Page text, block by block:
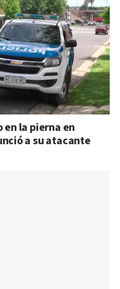
en la pierna en
a su atacante